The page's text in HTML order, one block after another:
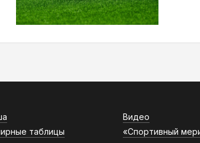
Видео
таблицы «Спортивный